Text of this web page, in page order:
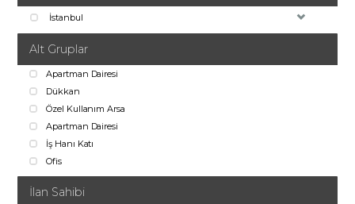
İstanbul
Alt Gruplar
Apartman Dairesi
Dükkan
Özel Kullanım Arsa
Apartman Dairesi
İş Hanı Katı
Ofis
İlan Sahibi